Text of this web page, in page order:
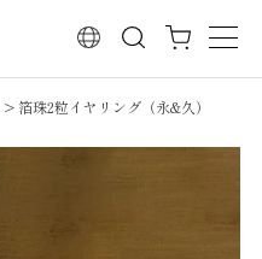
検索
箔珠2粒イヤリング（永&久）